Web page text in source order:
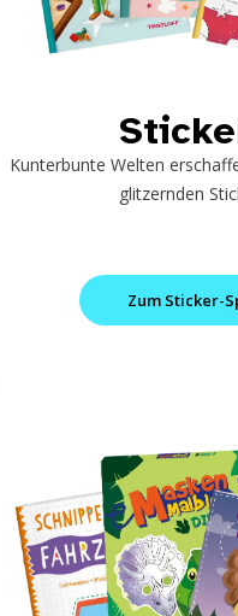
Kunterbunte Welten
glitzernden
Zum Sticker-